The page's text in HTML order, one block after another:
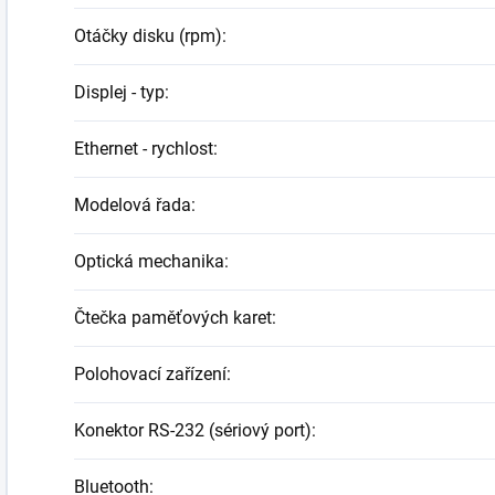
Otáčky disku (rpm):
Displej - typ:
Ethernet - rychlost:
Modelová řada:
Optická mechanika:
Čtečka paměťových karet:
Polohovací zařízení:
Konektor RS-232 (sériový port):
Bluetooth: